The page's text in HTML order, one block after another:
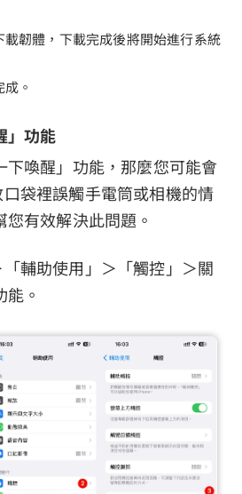
韌體，下載完成後將開始進行系統
。
」功能
下喚醒」功能，那麼您可能會
袋裡誤觸手電筒或相機的情
有效解決此問題。
輔助使用」＞「觸控」＞關
。